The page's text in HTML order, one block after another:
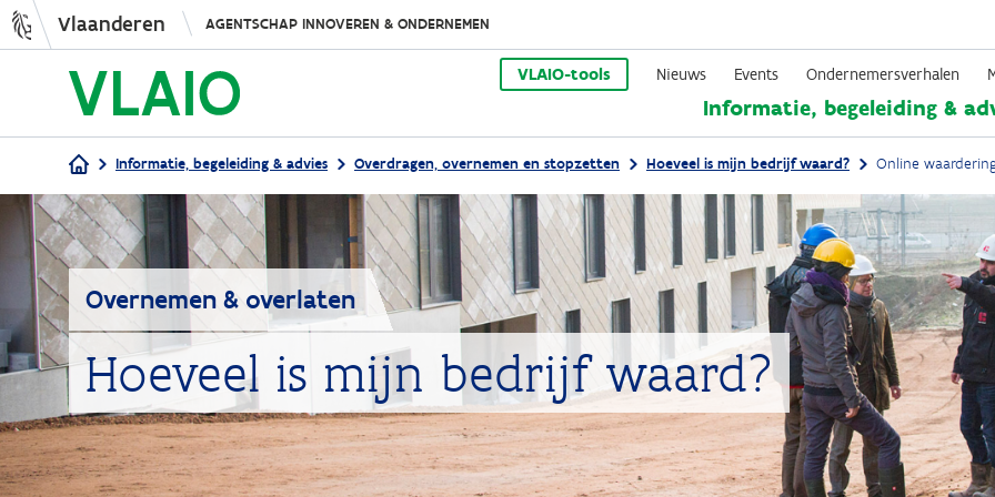
Overslaan
en
naar
de
inhoud
gaan
Vlaanderen AGENTSCHAP INNOVEREN & ONDERNEMEN
VLAIO-tools Nieuws Events Ondernemersverhalen
Informatie, begeleiding &
Kruimelpad
Informatie, begeleiding & advies Overdragen, overnemen en stopzetten Hoeveel is mijn bedrijf waard? Online
Overnemen & overlaten
Hoeveel is mijn bedrijf waard?